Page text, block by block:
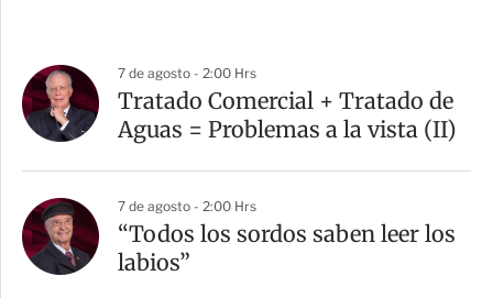
7 de agosto - 2:00 Hrs
Tratado Comercial + Tratado de
Aguas = Problemas a la vista (II)
7 de agosto - 2:00 Hrs
“Todos los sordos saben leer los
labios”